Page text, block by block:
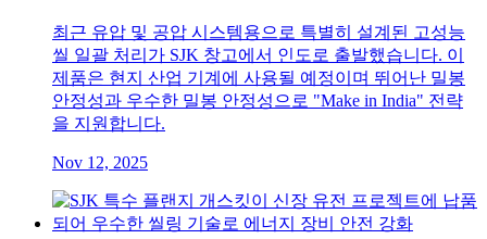
최근 유압 및 공압 시스템용으로 특별히 설계된 고성능
씰 일괄 처리가 SJK 창고에서 인도로 출발했습니다. 이
제품은 현지 산업 기계에 사용될 예정이며 뛰어난 밀봉
안정성과 우수한 밀봉 안정성으로 "Make in India" 전략
을 지원합니다.
Nov 12, 2025